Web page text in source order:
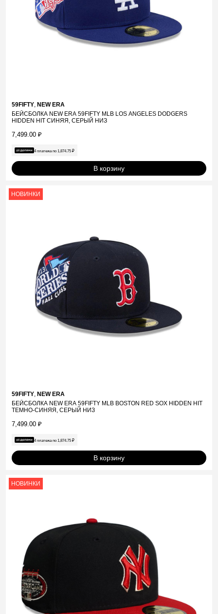
59FIFTY, NEW ERA
БЕЙСБОЛКА NEW ERA 59FIFTY MLB LOS ANGELES DODGERS
HIDDEN HIT СИНЯЯ, СЕРЫЙ НИЗ
7,499.00 ₽
4 платежа по 1,874.75 ₽
В корзину
НОВИНКИ
59FIFTY, NEW ERA
БЕЙСБОЛКА NEW ERA 59FIFTY MLB BOSTON RED SOX HIDDEN HIT
ТЕМНО-СИНЯЯ, СЕРЫЙ НИЗ
7,499.00 ₽
4 платежа по 1,874.75 ₽
В корзину
НОВИНКИ